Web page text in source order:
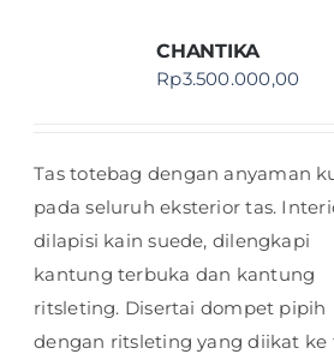
CHANTIKA
Rp3.500.000,00
Tas totebag dengan anyaman
pada seluruh eksterior tas.
dilapisi kain suede, dilengkapi
kantung terbuka dan kantung
ritsleting. Disertai dompet pipih
dengan ritsleting yang diikat ke